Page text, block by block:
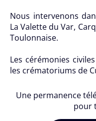
Nous intervenons
La Valette du Var,
Toulonnaise.
Les cérémonies
les crématoriums de
Une permanence
pour